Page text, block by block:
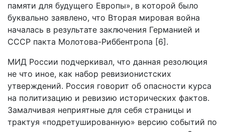
памяти для будущего Европы», в которой было
буквально заявлено, что Вторая мировая война
началась в результате заключения Германией и
СССР пакта Молотова-Риббентропа [6].
МИД России подчеркивал, что данная резолюция
не что иное, как набор ревизионистских
утверждений. Россия говорит об опасности курса
на политизацию и ревизию исторических фактов.
Замалчивая неприятные для себя страницы и
трактуя «подретушированную» версию событий по